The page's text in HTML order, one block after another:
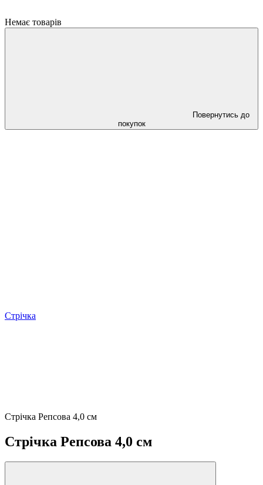
Немає товарів
Повернутись до
покупок
Стрічка
Стрічка Репсова 4,0 см
Стрічка Репсова 4,0 см